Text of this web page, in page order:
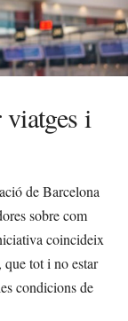
viatges i
de Barcelona
sobre com
coincideix
que tot i no estar
condicions de